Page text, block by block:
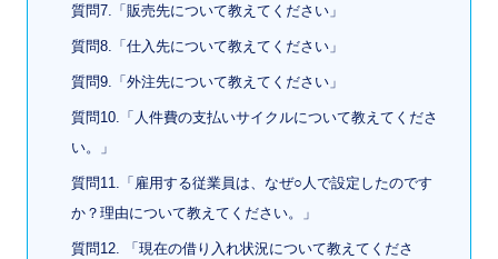
質問7.「販売先について教えてください」
質問8.「仕入先について教えてください」
質問9.「外注先について教えてください」
質問10.「人件費の支払いサイクルについて教えてくださ
い。」
質問11.「雇用する従業員は、なぜ○人で設定したのです
か？理由について教えてください。」
質問12. 「現在の借り入れ状況について教えてくださ